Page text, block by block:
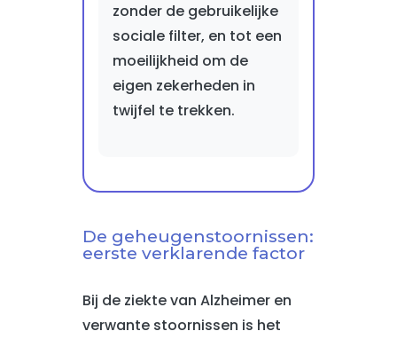
zonder de gebruikelijke
sociale filter, en tot een
moeilijkheid om de
eigen zekerheden in
twijfel te trekken.
De geheugenstoornissen:
eerste verklarende factor
Bij de ziekte van Alzheimer en
verwante stoornissen is het